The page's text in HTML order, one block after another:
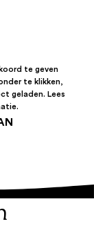
te geven
te klikken,
geladen. Lees